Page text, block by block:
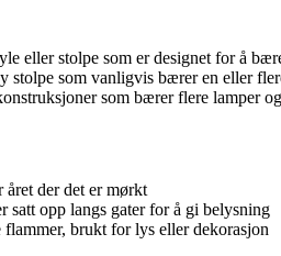
eller stolpe som er designet for å
stolpe som vanligvis bærer en eller
som bærer flere lamper
året der det er mørkt
satt opp langs gater for å gi belysning
flammer, brukt for lys eller dekorasjon